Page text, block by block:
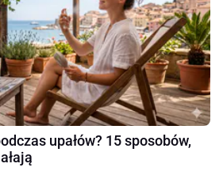
upałów? 15 sposobów,